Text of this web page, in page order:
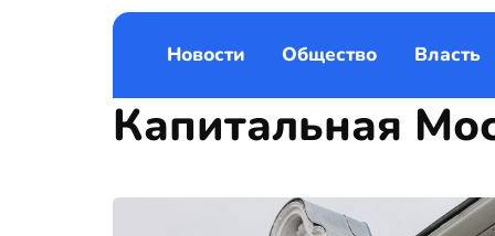
Новости Общество Власть
Капитальная